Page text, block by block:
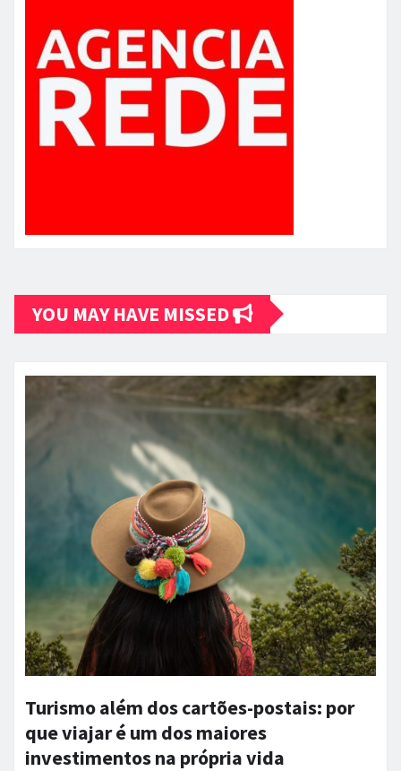
YOU MAY HAVE MISSED
Turismo além dos cartões-postais: por
que viajar é um dos maiores
investimentos na própria vida